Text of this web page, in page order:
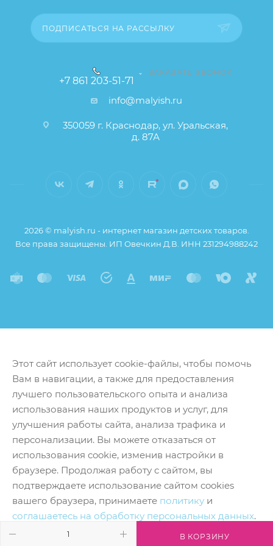
В КОРЗИНУ
ПОДПИСАТЬСЯ НА РАССЫЛКУ
+7 861 203-51-71
ЗАКАЗАТЬ ЗВОНОК
info@malyish.ru
350059 г. Краснодар, ул. Уральская,
д. 87А
2026 © malyish.ru - интернет магазин детских товаров.
Все права защищены. ИП Овечкин Д.В. ИНН 231294988242
Этот сайт использует cookie-файлы, чтобы помочь
Вам в навигации, а также для предоставления
лучшего пользовательского опыта и анализа
использования наших продуктов и услуг, для
улучшения работы сайта, анализа трафика и
персонализации. Вы можете отказаться от
использования cookie, изменив настройки в
браузере. Продолжая работу с сайтом, вы
подтверждаете использование сайтом cookies
вашего браузера, принимаете политику и
соглашаетесь на обработку персональных данных.
Принять